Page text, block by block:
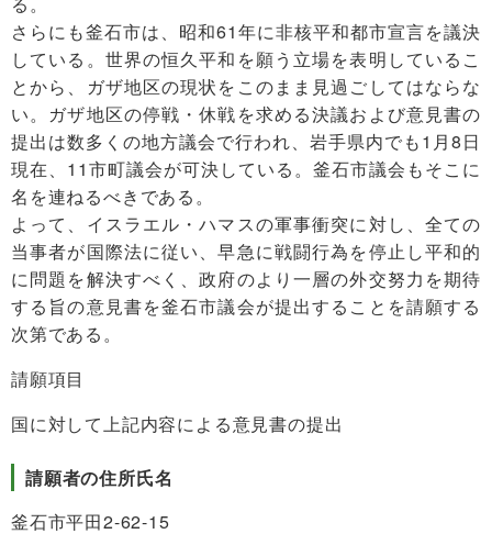
さらにも釜石市は、昭和61年に非核平和都市宣言を議決
している。世界の恒久平和を願う立場を表明しているこ
とから、ガザ地区の現状をこのまま見過ごしてはならな
い。ガザ地区の停戦・休戦を求める決議および意見書の
提出は数多くの地方議会で行われ、岩手県内でも1月8日
現在、11市町議会が可決している。釜石市議会もそこに
名を連ねるべきである。
よって、イスラエル・ハマスの軍事衝突に対し、全ての
当事者が国際法に従い、早急に戦闘行為を停止し平和的
に問題を解決すべく、政府のより一層の外交努力を期待
する旨の意見書を釜石市議会が提出することを請願する
次第である。
請願項目
国に対して上記内容による意見書の提出
請願者の住所氏名
釜石市平田2-62-15